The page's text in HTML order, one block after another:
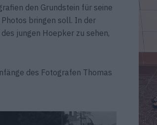
den Grundstein für seine
bringen soll. In der
jungen Hoepker zu sehen,